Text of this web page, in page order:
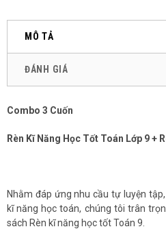
MÔ TẢ
ĐÁNH GIÁ
Combo 3 Cuốn
Rèn Kĩ Năng Học Tốt Toán Lớp 9 +
Nhằm đáp ứng nhu cầu tự luyện
kĩ năng học toán, chúng tôi trân
sách Rèn kĩ năng học tốt Toán 9.